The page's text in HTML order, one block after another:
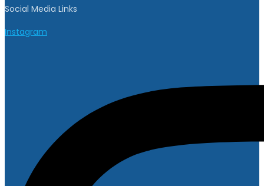
Social Media Links
Instagram